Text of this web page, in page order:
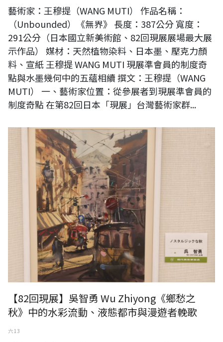
藝術家：王穆提（WANG MUTI） 作品名稱：
（Unbounded）《無界》 長度：387公分 寬度：
291公分（日本國立新美術館、82回現展展場最大展
示作品） 媒材：天然植物染料、日本墨、壓克力顏
料、宣紙 王穆提 WANG MUTI 現展準會員的制度奇
點與水墨幾何中的五蘊相續 撰文：王穆提（WANG
MUTI） 一、藝術家位置：從參展者到現展準會員的
制度奇點 在第82回日本「現展」台灣藝術家群...
【82回現展】吳智勇 Wu Zhiyong《鄉愁之
秋》中的水彩流動、液態都市與漫遊者輓歌
六 13